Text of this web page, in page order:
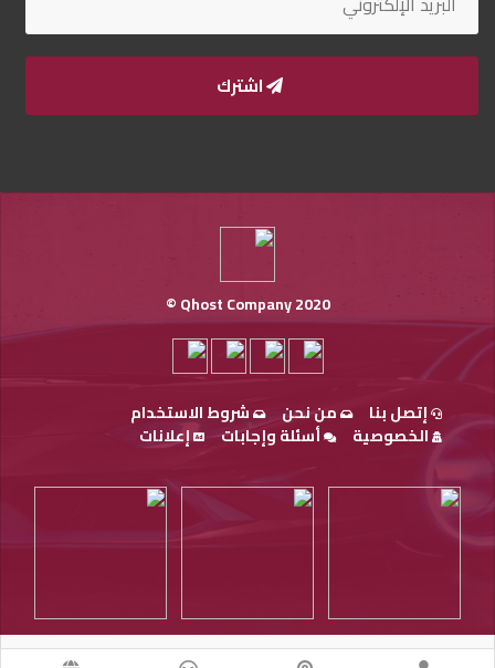
اشترك
Qhost Company 2020 ©
إتصل بنا من نحن
شروط الاستخدام
الخصوصية
أسئلة وإجابات إعلانات